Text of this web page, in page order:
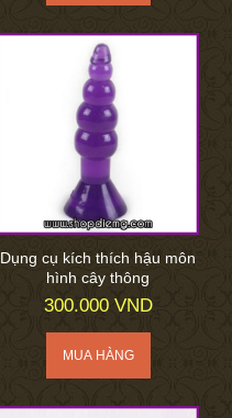
Dụng cụ kích thích hậu môn
hình cây thông
300.000 VND